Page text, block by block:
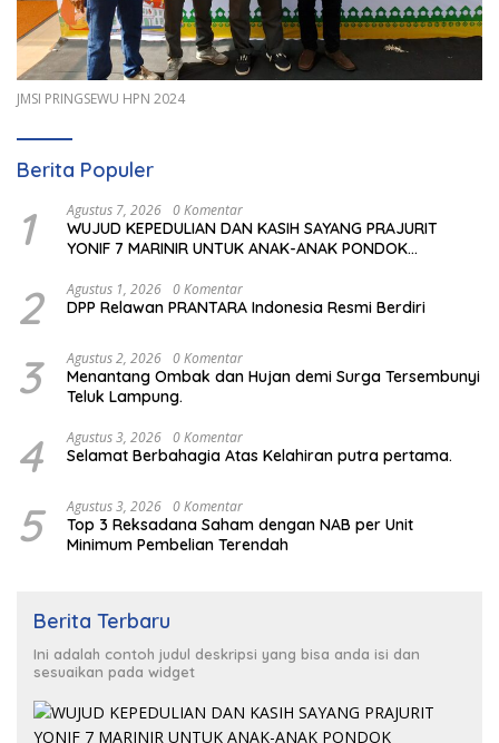
JMSI PRINGSEWU HPN 2024
Berita Populer
1 Agustus 7, 2026 0 Komentar
WUJUD KEPEDULIAN DAN KASIH SAYANG PRAJURIT
YONIF 7 MARINIR UNTUK ANAK-ANAK PONDOK
2 Agustus 1, 2026 0 Komentar
DPP Relawan PRANTARA Indonesia Resmi Berdiri
3 Agustus 2, 2026 0 Komentar
Menantang Ombak dan Hujan demi Surga Tersembunyi
Teluk Lampung.
4 Agustus 3, 2026 0 Komentar
Selamat Berbahagia Atas Kelahiran putra pertama.
5 Agustus 3, 2026 0 Komentar
Top 3 Reksadana Saham dengan NAB per Unit
Minimum Pembelian Terendah
Berita Terbaru
Ini adalah contoh judul deskripsi yang bisa anda isi dan
sesuaikan pada widget